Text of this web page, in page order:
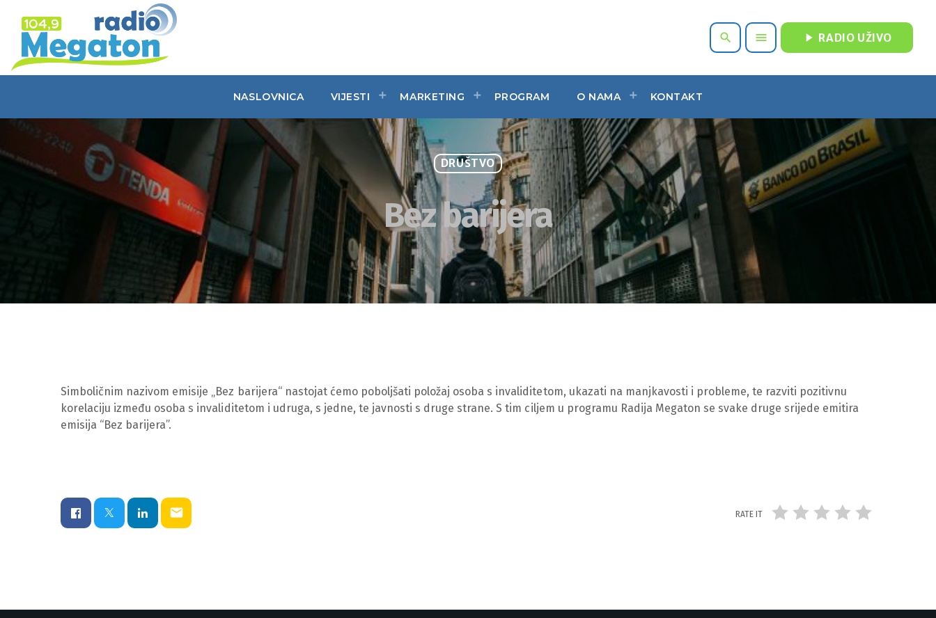
NASLOVNICA VIJESTI MARKETING PROGRAM O NAMA KONTAKT
search menu play_arrow RADIO UŽIVO
DRUŠTVO
Bez barijera
Simboličnim nazivom emisije „Bez barijera“ nastojat ćemo poboljšati položaj osoba s invaliditetom, ukazati na manjkavosti i probleme, te razviti pozitivnu
korelaciju između osoba s invaliditetom i udruga, s jedne, te javnosti s druge strane. S tim ciljem u programu Radija Megaton se svake druge srijede emitira
emisija “Bez barijera”.
email RATE IT